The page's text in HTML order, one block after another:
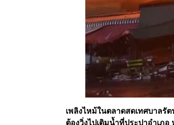
เพลิงไหม้ในตลาดสดเทศบาลรั
ต้องวิ่งไปเติมน้ำที่ประปาอำเภ